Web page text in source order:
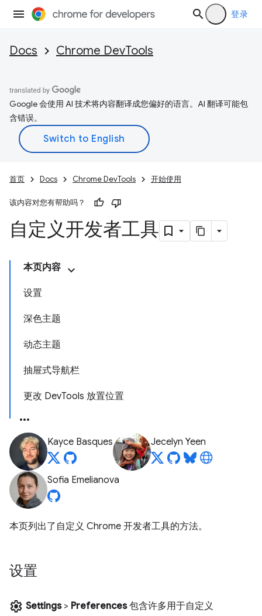
登录
Docs Chrome DevTools
Google 会使用 AI 技术将内容翻译成您偏好的语言。AI 翻译可能包
含错误。
首页 Docs Chrome DevTools 开始使用
该内容对您有帮助吗？
自定义开发者工具
本页内容
设置
深色主题
动态主题
抽屉式导航栏
更改 DevTools 放置位置
Kayce Basques Jecelyn Yeen
Sofia Emelianova
本页列出了自定义 Chrome 开发者工具的方法。
设置
settings Settings> Preferences包含许多用于自定义